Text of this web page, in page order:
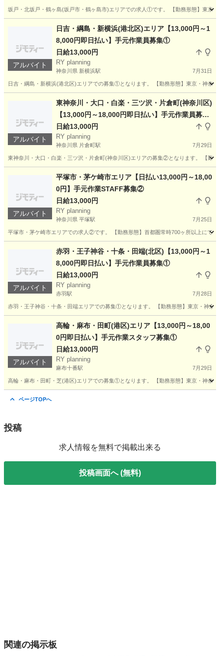
坂戸・北坂戸・鶴ヶ島(坂戸市・鶴ヶ島市)エリアでの求人①です。 【勤務形態】東京
坂戸駅 その他 職長
アルバイト
日吉・綱島・新横浜(港北区)エリア【13,000円～1
8,000円即日払い】手元作業員募集①
日給13,000円
RY planning
神奈川県 新横浜駅 7月31日
日吉・綱島・新横浜(港北区)エリアでの募集①となります。 【勤務形態】東京・神奈
新横浜駅 その他 スタッフ
アルバイト
東神奈川・大口・白楽・三ツ沢・片倉町(神奈川区)
【13,000円～18,000円即日払い】手元作業員募集
②
日給13,000円
RY planning
神奈川県 片倉町駅 7月29日
東神奈川・大口・白楽・三ツ沢・片倉町(神奈川区)エリアの募集②となります。 【勤
片倉町駅 その他 職長
アルバイト
平塚市・茅ケ崎市エリア【日払い13,000円～18,00
0円】手元作業STAFF募集②
日給13,000円
RY planning
神奈川県 平塚駅 7月25日
平塚市・茅ケ崎市エリアでの求人②です。 【勤務形態】首都圏常時700ヶ所以上にて
平塚駅 その他 職長
アルバイト
赤羽・王子神谷・十条・田端(北区)【13,000円～1
8,000円即日払い】手元作業員募集①
日給13,000円
RY planning
赤羽駅 7月28日
赤羽・王子神谷・十条・田端エリアでの募集①となります。 【勤務形態】東京・神奈
赤羽駅 その他 スポット
アルバイト
高輪・麻布・田町(港区)エリア【13,000円～18,00
0円即日払い】手元作業スタッフ募集①
日給13,000円
RY planning
麻布十番駅 7月29日
高輪・麻布・田町・芝(港区)エリアでの募集①となります。 【勤務形態】東京・神奈
ページTOPへ
投稿
求人情報を無料で掲載出来る
投稿画面へ (無料)
関連の掲示板